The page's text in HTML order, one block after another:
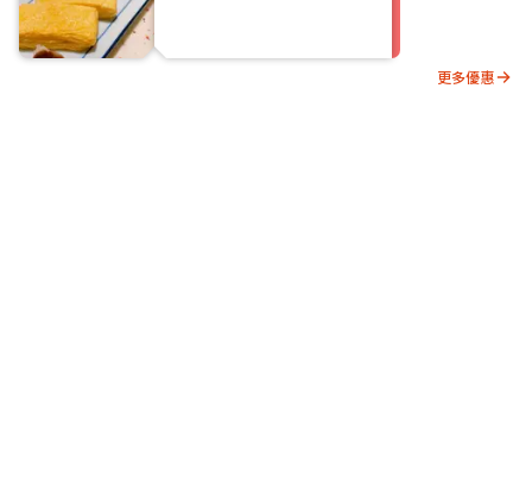
更多優惠